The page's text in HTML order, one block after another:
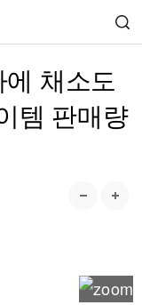
채소도
템 판매량